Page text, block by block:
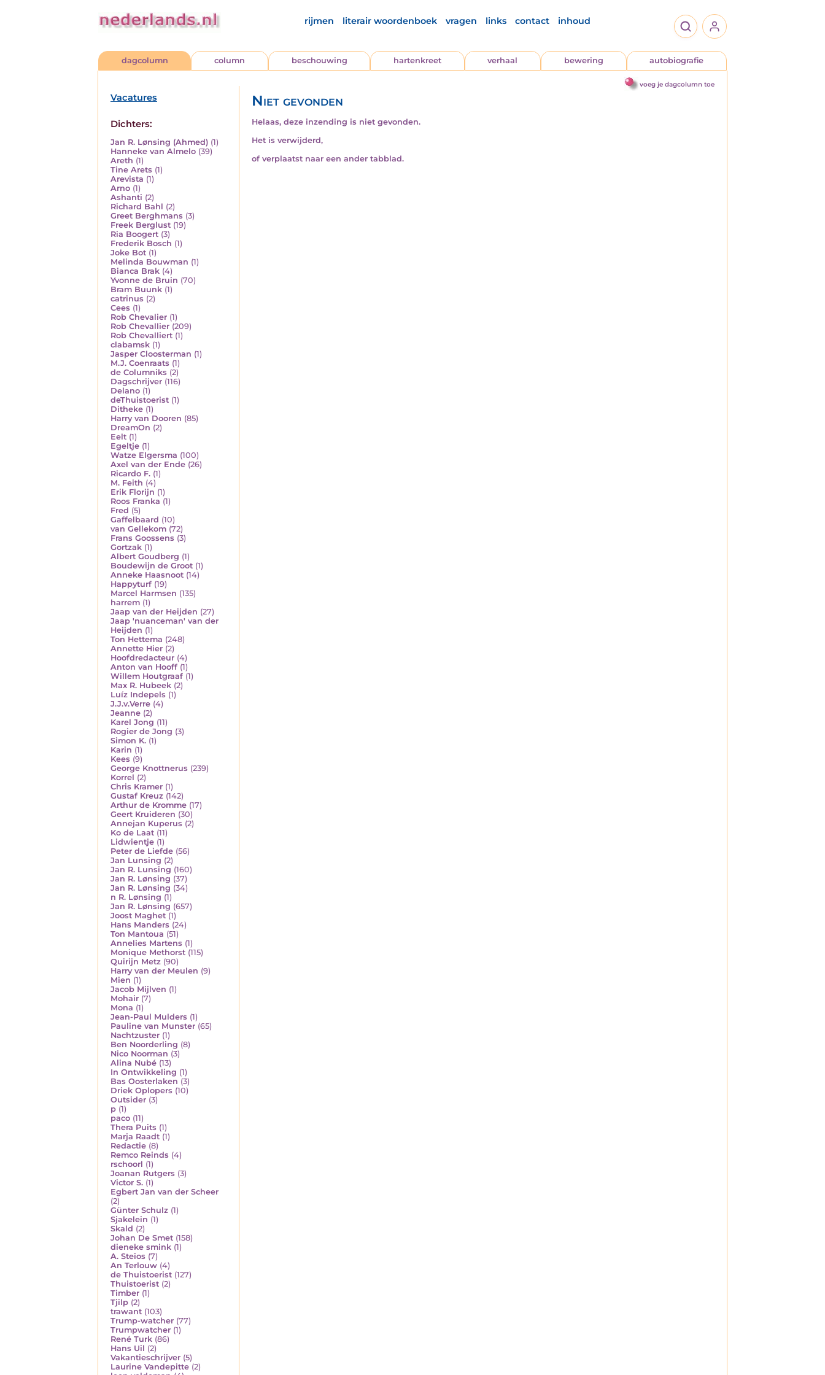
rijmen literair woordenboek vragen links contact inhoud
dagcolumn column beschouwing hartenkreet verhaal bewering autobiografie
voeg je dagcolumn toe
Vacatures
Dichters:
Jan R. Lønsing (Ahmed) (1)
Hanneke van Almelo (39)
Areth (1)
Tine Arets (1)
Arevista (1)
Arno (1)
Ashanti (2)
Richard Bahl (2)
Greet Berghmans (3)
Freek Berglust (19)
Ria Boogert (3)
Frederik Bosch (1)
Joke Bot (1)
Melinda Bouwman (1)
Bianca Brak (4)
Yvonne de Bruin (70)
Bram Buunk (1)
catrinus (2)
Cees (1)
Rob Chevalier (1)
Rob Chevallier (209)
Rob Chevalliert (1)
clabamsk (1)
Jasper Cloosterman (1)
M.J. Coenraats (1)
de Columniks (2)
Dagschrijver (116)
Delano (1)
deThuistoerist (1)
Ditheke (1)
Harry van Dooren (85)
DreamOn (2)
Eelt (1)
Egeltje (1)
Watze Elgersma (100)
Axel van der Ende (26)
Ricardo F. (1)
M. Feith (4)
Erik Florijn (1)
Roos Franka (1)
Fred (5)
Gaffelbaard (10)
van Gellekom (72)
Frans Goossens (3)
Gortzak (1)
Albert Goudberg (1)
Boudewijn de Groot (1)
Anneke Haasnoot (14)
Happyturf (19)
Marcel Harmsen (135)
harrem (1)
Jaap van der Heijden (27)
Jaap 'nuanceman' van der
Heijden (1)
Ton Hettema (248)
Annette Hier (2)
Hoofdredacteur (4)
Anton van Hooff (1)
Willem Houtgraaf (1)
Max R. Hubeek (2)
Luíz Indepels (1)
J.J.v.Verre (4)
Jeanne (2)
Karel Jong (11)
Rogier de Jong (3)
Simon K. (1)
Karin (1)
Kees (9)
George Knottnerus (239)
Korrel (2)
Chris Kramer (1)
Gustaf Kreuz (142)
Arthur de Kromme (17)
Geert Kruideren (30)
Annejan Kuperus (2)
Ko de Laat (11)
Lidwientje (1)
Peter de Liefde (56)
Jan Lunsing (2)
Jan R. Lunsing (160)
Jan R. Lønsing (37)
Jan R. Lønsing (34)
n R. Lønsing (1)
Jan R. Lønsing (657)
Joost Maghet (1)
Hans Manders (24)
Ton Mantoua (51)
Annelies Martens (1)
Monique Methorst (115)
Quirijn Metz (90)
Harry van der Meulen (9)
Mien (1)
Jacob Mijlven (1)
Mohair (7)
Mona (1)
Jean-Paul Mulders (1)
Pauline van Munster (65)
Nachtzuster (1)
Ben Noorderling (8)
Nico Noorman (3)
Alina Nubé (13)
In Ontwikkeling (1)
Bas Oosterlaken (3)
Driek Oplopers (10)
Outsider (3)
p (1)
paco (11)
Thera Puits (1)
Marja Raadt (1)
Redactie (8)
Remco Reinds (4)
rschoorl (1)
Joanan Rutgers (3)
Victor S. (1)
Egbert Jan van der Scheer
(2)
Günter Schulz (1)
Sjakelein (1)
Skald (2)
Johan De Smet (158)
dieneke smink (1)
A. Steios (7)
An Terlouw (4)
de Thuistoerist (127)
Thuistoerist (2)
Timber (1)
Tjilp (2)
trawant (103)
Trump-watcher (77)
Trumpwatcher (1)
René Turk (86)
Hans Uil (2)
Vakantieschrijver (5)
Laurine Vandepitte (2)
Niet gevonden
Helaas, deze inzending is niet gevonden.
Het is verwijderd,
of verplaatst naar een ander tabblad.